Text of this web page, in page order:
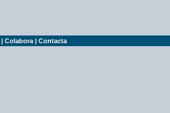
| Colabora | Contacta